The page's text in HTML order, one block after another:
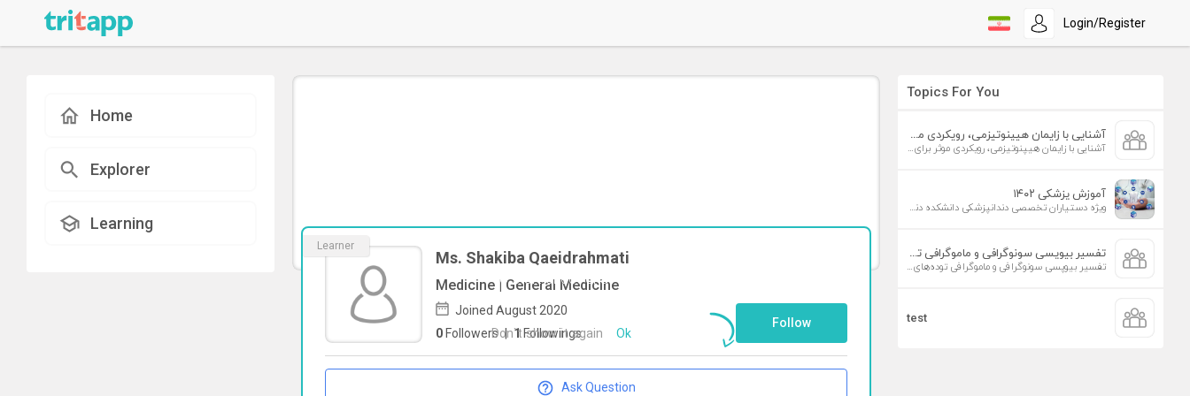
Login/Register
Home
Explorer
Learning
Learner
Ms. ‌Shakiba Qaeidrahmati
Medicine | General Medicine
Joined August 2020
0 Followers | 1 Followings
Follow
Ask Question
Topics For You
آشنایی با زایمان هیپنوتیزمی، رویکردی موثر برای افزایش تمایل به زایمان طبیعی
آشنایی با زایمان هیپنوتیزمی، رویکردی موثر برای افزایش تمایل به زایمان طبیعی
آموزش پزشکی ۱۴۰۲
ویژه دستیاران تخصصی دندانپزشکی دانشکده دندانپزشکی دانشگاه علوم پزشکی تهران
تفسیر بیوپسی سونوگرافی و ماموگرافی توده‌های پستان
تفسیر بیوپسی سونوگرافی و ماموگرافی توده‌های پستان
test
To start direct chat with
Qaeidrahmati
Don`t show it again Ok